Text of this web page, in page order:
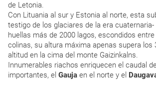
de Letonia.
Con Lituania al sur y Estonia al norte, esta
testigo de los glaciares de la era
huellas más de 2000 lagos, escondidos
colinas, su altura máxima apenas supera los
altitud en la cima del monte Gaizinkalns.
Innumerables riachos enriquecen el caudal
importantes, el Gauja en el norte y el